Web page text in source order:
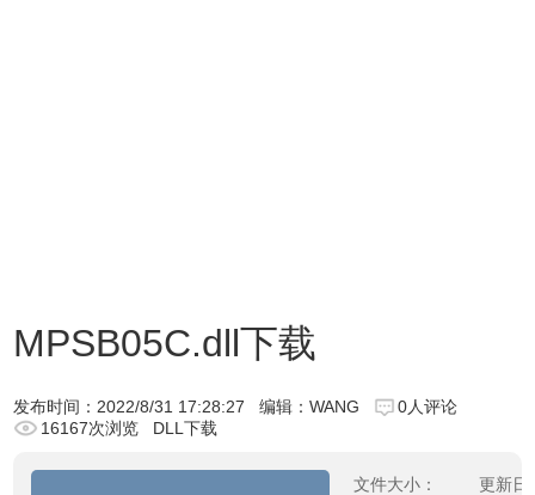
MPSB05C.dll下载
发布时间： 2022/8/31 17:28:27 编辑：WANG
0人评论
16167次浏览
DLL下载
文件大小：
更新日